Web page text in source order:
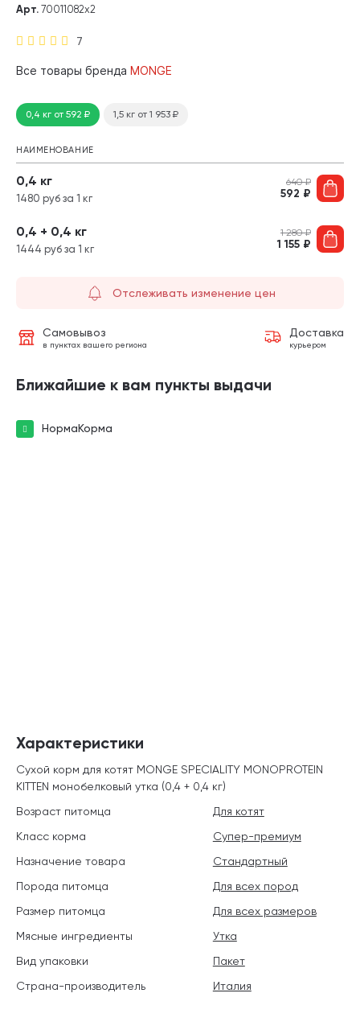
7
Арт. 70011082х2
Все товары бренда MONGE
0,4 кг от 592₽ 1,5 кг от 1 953 ₽
НАИМЕНОВАНИЕ
0,4 кг
1480 руб за 1 кг
640₽
592 ₽
0,4 + 0,4 кг
1444 руб за 1 кг
1 280₽
1 155 ₽
Отслеживать изменение цен
Самовывоз
в пунктах вашего региона
Доставка
курьером
Ближайшие к вам пункты выдачи
НормаКорма
Характеристики
Сухой корм для котят MONGE SPECIALITY MONOPROTEIN
KITTEN монобелковый утка (0,4 + 0,4 кг)
Возраст питомца
Для котят
Класс корма
Супер-премиум
Назначение товара
Стандартный
Порода питомца
Для всех пород
Размер питомца
Для всех размеров
Мясные ингредиенты
Утка
Вид упаковки
Пакет
Страна-производитель
Италия